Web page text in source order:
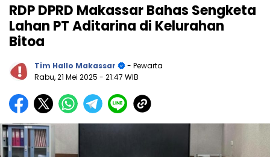
RDP DPRD Makassar Bahas Sengketa
Lahan PT Aditarina di Kelurahan
Bitoa
Tim Hallo Makassar
- Pewarta
Rabu, 21 Mei 2025 - 21:47 WIB